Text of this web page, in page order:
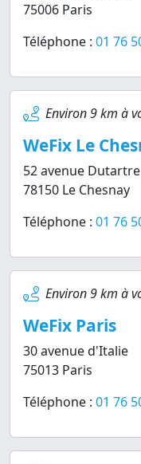
75006 Paris
Téléphone : 01 76
Environ 9 km à
WeFix Le
52 avenue Dutartre
78150 Le Chesnay
Téléphone : 01 76
Environ 9 km à
WeFix Paris
30 avenue d'Italie
75013 Paris
Téléphone : 01 76